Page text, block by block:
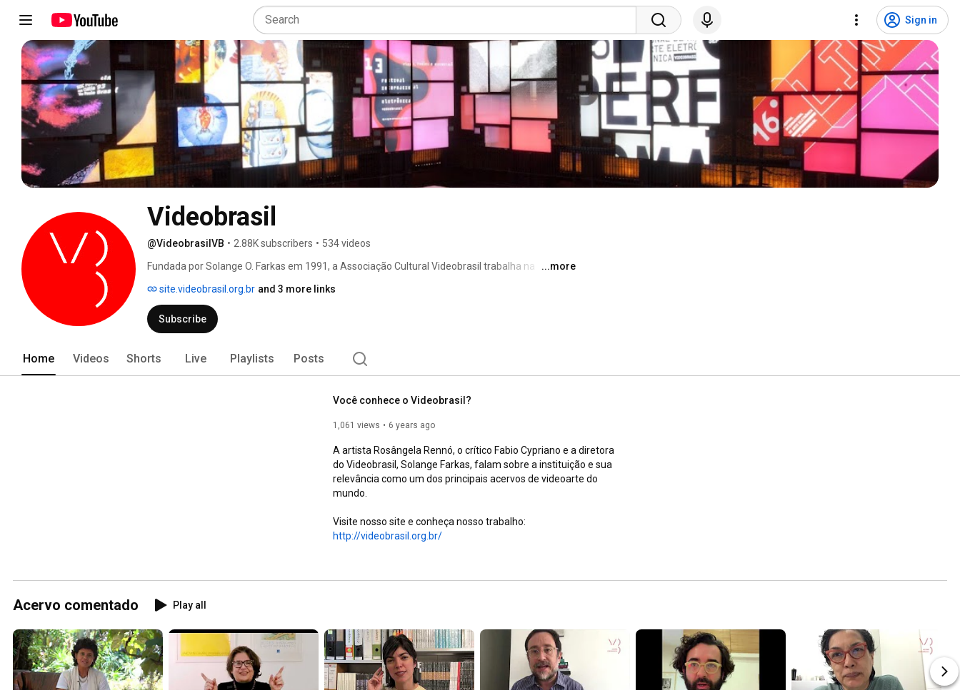
Sign in
Videobrasil
@VideobrasilVB • 2.88K subscribers • 534 videos
Fundada por Solange O. Farkas em 1991, a Associação Cultural Videobrasil trabalha na
mundo – América Latina, África, Leste Europeu, Ásia e Oriente Médio –, com ênfase no
audiovisual. Dedica-se ainda à preservação e ativação de um dos mais importantes acervos de
vídeo da América Latina, que atrai pesquisadores de todo o mundo.
...more
site.videobrasil.org.br and 3 more links
Subscribe
Home Videos Shorts Live Playlists Posts
Você conhece o Videobrasil?
1,061 views 6 years ago
A artista Rosângela Rennó, o crítico Fabio Cypriano e a diretora
do Videobrasil, Solange Farkas, falam sobre a instituição e sua
relevância como um dos principais acervos de videoarte do
mundo.
http://videobrasil.org.br/
Acervo comentado Play all